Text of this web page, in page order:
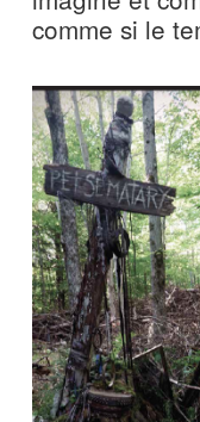
comme si le